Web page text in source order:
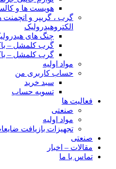
هویست ها و
گرب ، گریپر و اتچمنت
الکتروهیدرولیک
چنگ های
گرب کلمشل –
گرب کلمشل –
مواد اولیه
حساب کاربری من
سبد خرید
تسویه حساب
فعالیت ها
صنعتی
مواد اولیه
تجهیزات بازیافت
صنعتی
مقالات – اخبار
تماس با ما